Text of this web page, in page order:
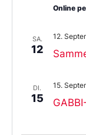
Online
SA.
12
12.
DI.
15
15.